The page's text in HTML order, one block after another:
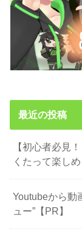
最近の投稿
【初心者必見
くたって楽しめ
Youtubeから動
ュー”【PR】